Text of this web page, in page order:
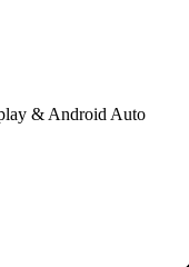
& Android Auto